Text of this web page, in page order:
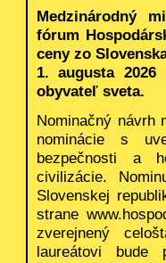
Medzinárodný
fórum
ceny zo
1. augusta 2026
obyvateľ sveta.
Nominačný návrh
nominácie s
bezpečnosti a
civilizácie.
Slovenskej
strane
zverejnený
laureátovi